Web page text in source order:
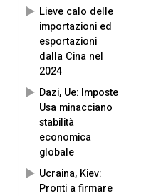
Lieve calo delle
importazioni ed
esportazioni
dalla Cina nel
2024
Dazi, Ue: Imposte
Usa minacciano
stabilità
economica
globale
Ucraina, Kiev:
Pronti a firmare